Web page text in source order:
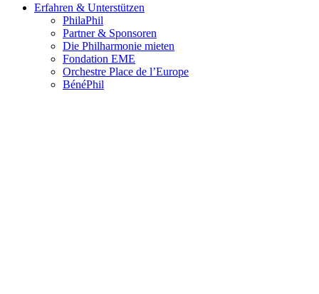
Erfahren & Unterstützen
PhilaPhil
Partner & Sponsoren
Die Philharmonie mieten
Fondation EME
Orchestre Place de l’Europe
BénéPhil